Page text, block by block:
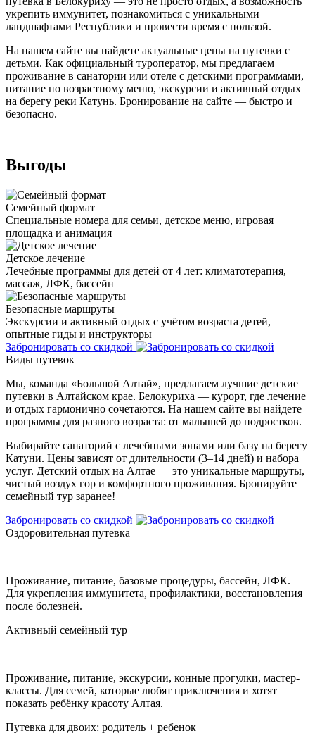
укрепить иммунитет, познакомиться с уникальными
ландшафтами Республики и провести время с пользой.
На нашем сайте вы найдете актуальные цены на путевки с
детьми. Как официальный туроператор, мы предлагаем
проживание в санатории или отеле с детскими программами,
питание по возрастному меню, экскурсии и активный отдых
на берегу реки Катунь. Бронирование на сайте — быстро и
безопасно.
Выгоды
Семейный формат
Специальные номера для семьи, детское меню, игровая
площадка и анимация
Детское лечение
Лечебные программы для детей от 4 лет: климатотерапия,
массаж, ЛФК, бассейн
Безопасные маршруты
Экскурсии и активный отдых с учётом возраста детей,
опытные гиды и инструкторы
Забронировать со скидкой
Виды путевок
Мы, команда «Большой Алтай», предлагаем лучшие детские
путевки в Алтайском крае. Белокуриха — курорт, где лечение
и отдых гармонично сочетаются. На нашем сайте вы найдете
программы для разного возраста: от малышей до подростков.
Выбирайте санаторий с лечебными зонами или базу на берегу
Катуни. Цены зависят от длительности (3–14 дней) и набора
услуг. Детский отдых на Алтае — это уникальные маршруты,
чистый воздух гор и комфортного проживания. Бронируйте
семейный тур заранее!
Забронировать со скидкой
Оздоровительная путевка
Проживание, питание, базовые процедуры, бассейн, ЛФК.
Для укрепления иммунитета, профилактики, восстановления
после болезней.
Активный семейный тур
Проживание, питание, экскурсии, конные прогулки, мастер-
классы. Для семей, которые любят приключения и хотят
показать ребёнку красоту Алтая.
Путевка для двоих: родитель + ребенок